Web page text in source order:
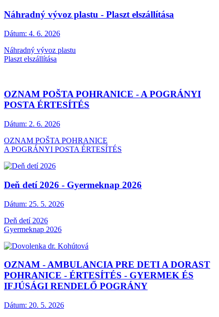
Náhradný vývoz plastu - Plaszt elszállítása
Dátum: 4. 6. 2026
Náhradný vývoz plastu
Plaszt elszállítása
OZNAM POŠTA POHRANICE - A POGRÁNYI
POSTA ÉRTESÍTÉS
Dátum: 2. 6. 2026
OZNAM POŠTA POHRANICE
A POGRÁNYI POSTA ÉRTESÍTÉS
Deň detí 2026 - Gyermeknap 2026
Dátum: 25. 5. 2026
Deň detí 2026
Gyermeknap 2026
OZNAM - AMBULANCIA PRE DETI A DORAST
POHRANICE - ÉRTESÍTÉS - GYERMEK ÉS
IFJÚSÁGI RENDELŐ POGRÁNY
Dátum: 20. 5. 2026